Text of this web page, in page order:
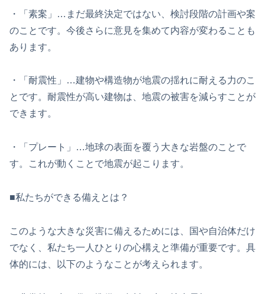
・「素案」…まだ最終決定ではない、検討段階の計画や案
のことです。今後さらに意見を集めて内容が変わることも
あります。
・「耐震性」…建物や構造物が地震の揺れに耐える力のこ
とです。耐震性が高い建物は、地震の被害を減らすことが
できます。
・「プレート」…地球の表面を覆う大きな岩盤のことで
す。これが動くことで地震が起こります。
■私たちができる備えとは？
このような大きな災害に備えるためには、国や自治体だけ
でなく、私たち一人ひとりの心構えと準備が重要です。具
体的には、以下のようなことが考えられます。